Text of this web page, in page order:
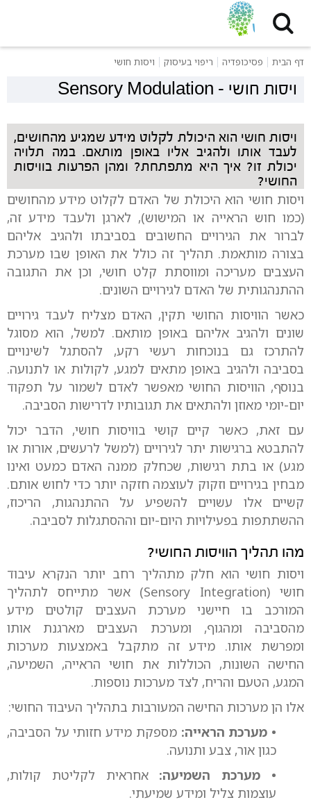
דף הבית פסיכופדיה ריפוי בעיסוק ויסות חושי
Sensory Modulation - ויסות חושי
ויסות חושי הוא היכולת לקלוט מידע שמגיע מהחושים,
לעבד אותו ולהגיב אליו באופן מותאם. במה תלויה
יכולת זו? איך היא מתפתחת? ומהן הפרעות בוויסות
החושי?
ויסות חושי הוא היכולת של האדם לקלוט מידע מהחושים
(כמו חוש הראייה או המישוש), לארגן ולעבד מידע זה,
לברור את הגירויים החשובים בסביבתו ולהגיב אליהם
בצורה מותאמת. תהליך זה כולל את האופן שבו מערכת
העצבים מעריכה ומווסתת קלט חושי, וכן את התגובה
ההתנהגותית של האדם לגירויים השונים.
כאשר הוויסות החושי תקין, האדם מצליח לעבד גירויים
שונים ולהגיב אליהם באופן מותאם. למשל, הוא מסוגל
להתרכז גם בנוכחות רעשי רקע, להסתגל לשינויים
בסביבה ולהגיב באופן מתאים למגע, לקולות או לתנועה.
בנוסף, הוויסות החושי מאפשר לאדם לשמור על תפקוד
יום-יומי מאוזן ולהתאים את תגובותיו לדרישות הסביבה.
עם זאת, כאשר קיים קושי בוויסות חושי, הדבר יכול
להתבטא ברגישות יתר לגירויים (למשל לרעשים, אורות או
מגע) או בתת רגישות, שכחלק ממנה האדם כמעט ואינו
מבחין בגירויים וזקוק לעוצמה חזקה יותר כדי לחוש אותם.
קשיים אלו עשויים להשפיע על ההתנהגות, הריכוז,
ההשתתפות בפעילויות היום-יום וההסתגלות לסביבה.
מהו תהליך הוויסות החושי?
ויסות חושי הוא חלק מתהליך רחב יותר הנקרא עיבוד
חושי (Sensory Integration) אשר מתייחס לתהליך
המורכב בו חיישני מערכת העצבים קולטים מידע
מהסביבה ומהגוף, ומערכת העצבים מארגנת אותו
ומפרשת אותו. מידע זה מתקבל באמצעות מערכות
החישה השונות, הכוללות את חושי הראייה, השמיעה,
המגע, הטעם והריח, לצד מערכות נוספות.
אלו הן מערכות החישה המעורבות בתהליך העיבוד החושי:
• מערכת הראייה: מספקת מידע חזותי על הסביבה,
כגון אור, צבע ותנועה.
• מערכת השמיעה: אחראית לקליטת קולות,
עוצמות צליל ומידע שמיעתי.